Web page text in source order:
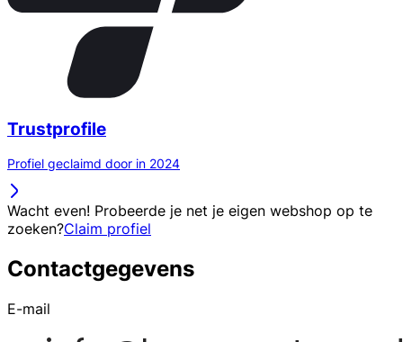
Trustprofile
Profiel geclaimd door in 2024
Wacht even! Probeerde je net je eigen webshop op te
zoeken?Claim profiel
Contactgegevens
E-mail